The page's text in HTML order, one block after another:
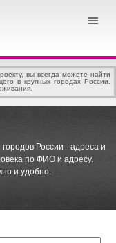
вы всегда можете найти
в крупных городах России.
России - адреса и
по ФИО и адресу.
и удобно.